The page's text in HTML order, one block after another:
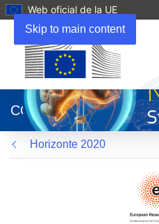
Skip to main content
Web oficial de la UE
abrirá
en
una
nueva
ventana)
CORDIS
Horizonte 2020